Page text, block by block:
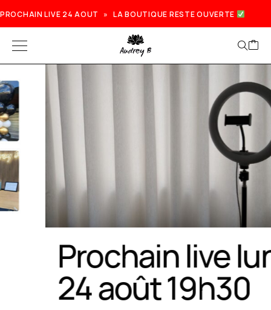
PROCHAIN LIVE 24 AOUT » LA BOUTIQUE RESTE OUVERTE
Prochain live lundi
24 août 19h30